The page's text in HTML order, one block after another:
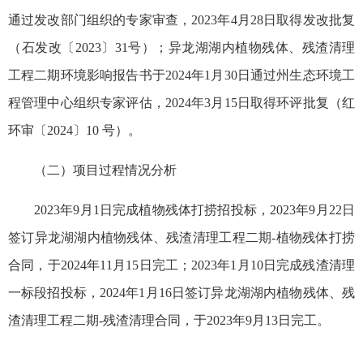
通过发改部门组织的专家审查，2023年4月28日取得发改批复
（石发改〔2023〕31号）；异龙湖湖内植物残体、残渣清理
工程二期环境影响报告书于2024年1月30日通过州生态环境工
程管理中心组织专家评估，2024年3月15日取得环评批复（红
环审〔2024〕10 号）。
（二）项目过程情况分析
2023年9月1日完成植物残体打捞招投标，2023年9月22日
签订异龙湖湖内植物残体、残渣清理工程二期-植物残体打捞
合同，于2024年11月15日完工；2023年1月10日完成残渣清理
一标段招投标，2024年1月16日签订异龙湖湖内植物残体、残
渣清理工程二期-残渣清理合同，于2023年9月13日完工。